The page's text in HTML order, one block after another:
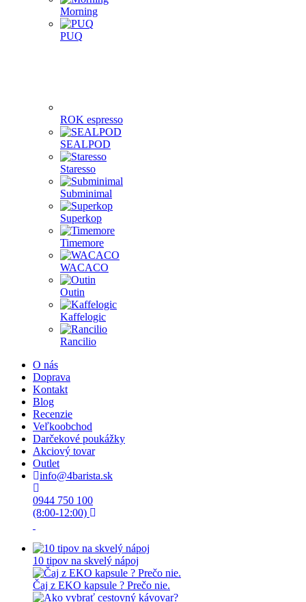
Morning
PUQ
ROK espresso
SEALPOD
Staresso
Subminimal
Superkop
Timemore
WACACO
Outin
Kaffelogic
Rancilio
O nás
Doprava
Kontakt
Blog
Recenzie
Veľkoobchod
Darčekové poukážky
Akciový tovar
Outlet
info@4barista.sk
0944 750 100
(8:00-12:00)
10 tipov na skvelý nápoj
Čaj z EKO kapsule ? Prečo nie.